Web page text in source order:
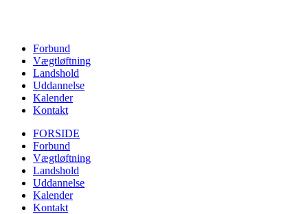
Forbund
Vægtløftning
Landshold
Uddannelse
Kalender
Kontakt
FORSIDE
Forbund
Vægtløftning
Landshold
Uddannelse
Kalender
Kontakt